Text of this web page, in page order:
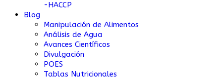
-HACCP
Blog
Manipulación de Alimentos
Análisis de Agua
Avances Científicos
Divulgación
POES
Tablas Nutricionales